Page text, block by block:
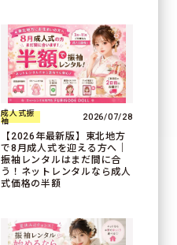
成人式振
袖
2026/07/28
【2026年最新版】東北地方
で8月成人式を迎える方へ｜
振袖レンタルはまだ間に合
う！ネットレンタルなら成人
式価格の半額